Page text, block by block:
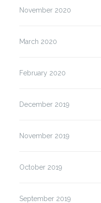
November 2020
March 2020
February 2020
December 2019
November 2019
October 2019
September 2019